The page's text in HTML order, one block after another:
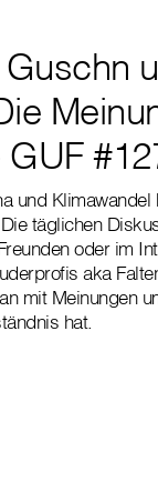
und Klimawandel
täglichen
oder im
aka
mit Meinungen
hat.